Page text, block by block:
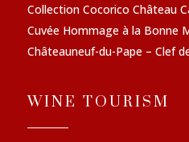
Collection Cocorico Château
Cuvée Hommage à la Bonne
Châteauneuf-du-Pape – Clef
WINE TOURISM